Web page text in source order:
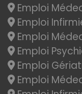
Emploi
Emploi
Emploi
Emploi
Emploi
Emploi